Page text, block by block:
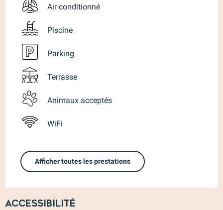
Air conditionné
Piscine
Parking
Terrasse
Animaux acceptés
WiFi
Afficher toutes les prestations
Accessibilité